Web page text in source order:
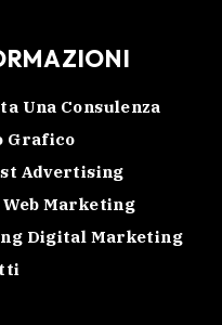
Una Consulenza
Grafico
Advertising
Web Marketing
Digital Marketing